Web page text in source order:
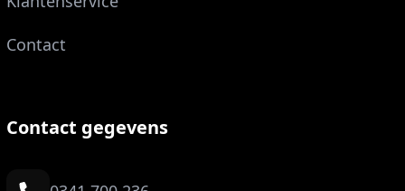
Contact
Contact gegevens